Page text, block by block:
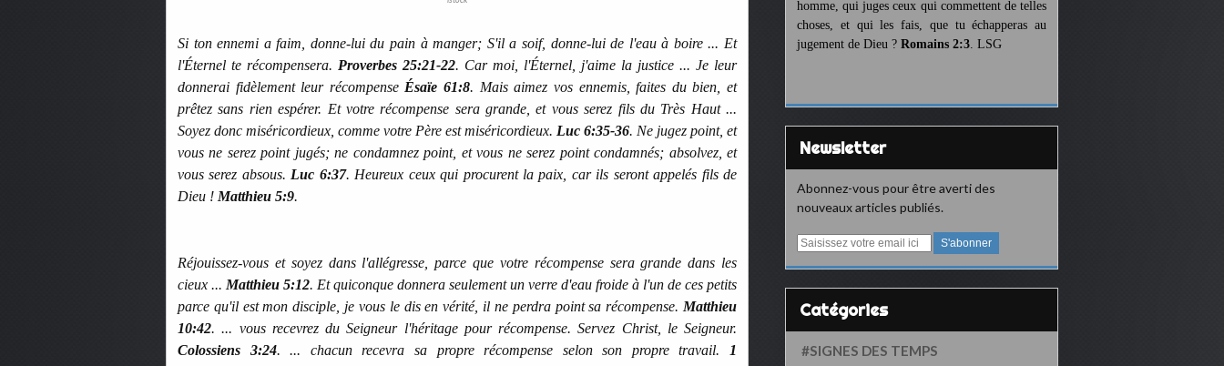
Si ton ennemi a faim, donne-lui du pain à manger; S'il a soif, donne-lui de l'eau à boire ... Et
l'Éternel te récompensera. Proverbes 25:21-22. Car moi, l'Éternel, j'aime la justice ... Je leur
donnerai fidèlement leur récompense Ésaïe 61:8. Mais aimez vos ennemis, faites du bien, et
prêtez sans rien espérer. Et votre récompense sera grande, et vous serez fils du Très Haut ...
Soyez donc miséricordieux, comme votre Père est miséricordieux. Luc 6:35-36. Ne jugez point, et
vous ne serez point jugés; ne condamnez point, et vous ne serez point condamnés; absolvez, et
vous serez absous. Luc 6:37. Heureux ceux qui procurent la paix, car ils seront appelés fils de
Dieu ! Matthieu 5:9.
Réjouissez-vous et soyez dans l'allégresse, parce que votre récompense sera grande dans les
cieux ... Matthieu 5:12. Et quiconque donnera seulement un verre d'eau froide à l'un de ces petits
parce qu'il est mon disciple, je vous le dis en vérité, il ne perdra point sa récompense. Matthieu
10:42. ... vous recevrez du Seigneur l'héritage pour récompense. Servez Christ, le Seigneur.
Colossiens 3:24. ... chacun recevra sa propre récompense selon son propre travail.
1
homme, qui juges ceux qui commettent de telles
choses, et qui les fais, que tu échapperas au
jugement de Dieu ? Romains 2:3. LSG
Newsletter
Abonnez-vous pour être averti des
nouveaux articles publiés.
E
a
i
Catégories
#SIGNES DES TEMPS